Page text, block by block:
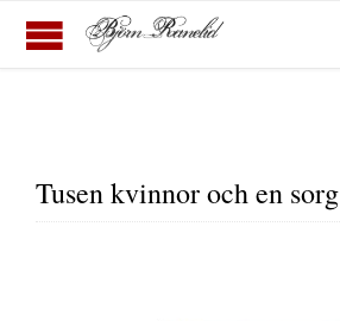
Tusen kvinnor och en sorg